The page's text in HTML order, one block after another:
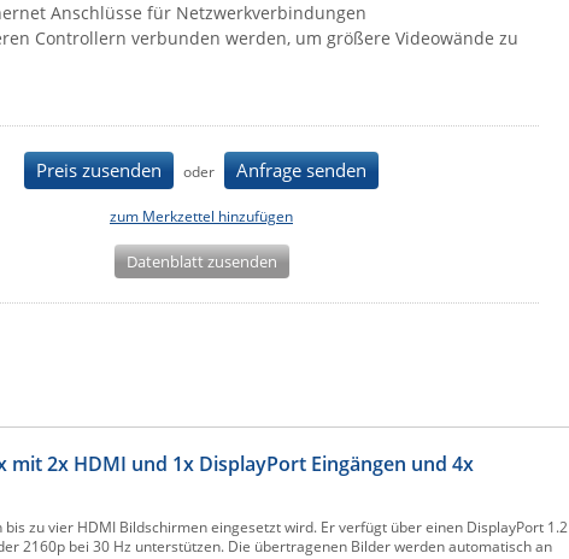
Anschlüsse für Netzwerkverbindungen
Controllern verbunden werden, um größere Videowände zu
Preis zusenden oder Anfrage senden
zum Merkzettel hinzufügen
Datenblatt zusenden
2x HDMI und 1x DisplayPort Eingängen und 4x
zu vier HDMI Bildschirmen eingesetzt wird. Er verfügt über einen DisplayPort 1.2
2160p bei 30 Hz unterstützen. Die übertragenen Bilder werden automatisch an